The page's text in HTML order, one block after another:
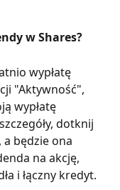
w Shares?
wypłatę
"Aktywność",
wypłatę
dotknij
będzie ona
na akcję,
i łączny kredyt.